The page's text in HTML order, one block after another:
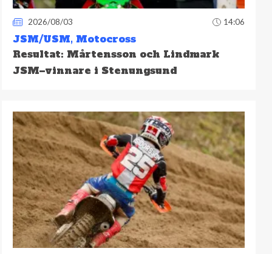
2026/08/03 14:06
JSM/USM, Motocross
Resultat: Mårtensson och Lindmark
JSM–vinnare i Stenungsund